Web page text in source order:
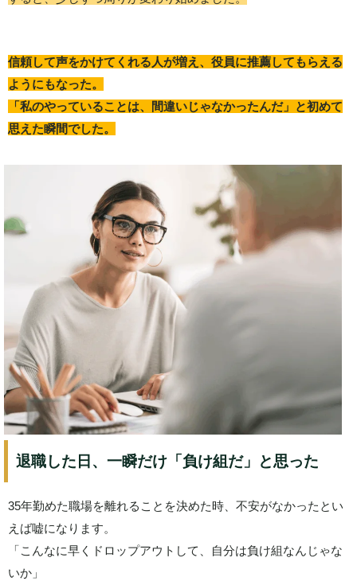
信頼して声をかけてくれる人が増え、役員に推薦してもらえる
ようにもなった。
「私のやっていることは、間違いじゃなかったんだ」と初めて
思えた瞬間でした。
退職した日、一瞬だけ「負け組だ」と思った
35年勤めた職場を離れることを決めた時、不安がなかったとい
えば嘘になります。
「こんなに早くドロップアウトして、自分は負け組なんじゃな
いか」